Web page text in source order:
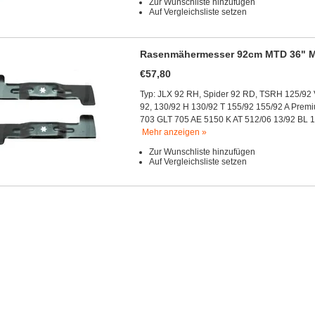
Zur Wunschliste hinzufügen
Auf Vergleichsliste setzen
Rasenmähermesser 92cm MTD
€57,80
Typ: JLX 92 RH, Spider 92 RD, TSRH 125/
92, 130/92 H 130/92 T 155/92 155/92 A
703 GLT 705 AE 5150 K AT 512/06 13/92 BL
Mehr anzeigen »
Zur Wunschliste hinzufügen
Auf Vergleichsliste setzen